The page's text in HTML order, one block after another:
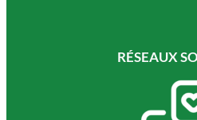
RÉSEAUX